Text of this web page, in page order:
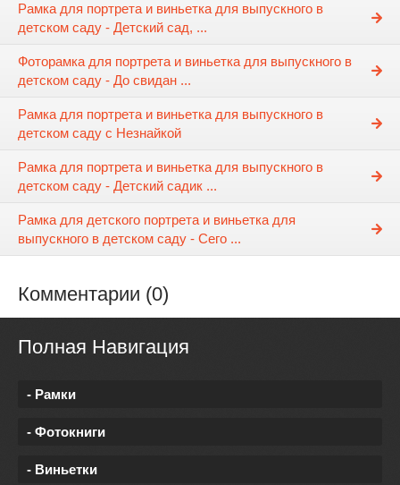
Рамка для портрета и виньетка для выпускного в
детском саду - Детский сад, ...
Фоторамка для портрета и виньетка для выпускного в
детском саду - До свидан ...
Рамка для портрета и виньетка для выпускного в
детском саду с Незнайкой
Рамка для портрета и виньетка для выпускного в
детском саду - Детский садик ...
Рамка для детского портрета и виньетка для
выпускного в детском саду - Сего ...
Комментарии (0)
Полная Навигация
- Рамки
- Фотокниги
- Виньетки